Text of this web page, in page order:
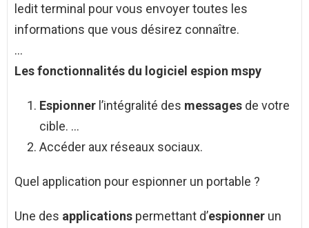
ledit terminal pour vous envoyer toutes les
informations que vous désirez connaître.
…
Les fonctionnalités du logiciel espion mspy
Espionner l’intégralité des messages de votre
cible. …
Accéder aux réseaux sociaux.
Quel application pour espionner un portable ?
Une des applications permettant d’espionner un